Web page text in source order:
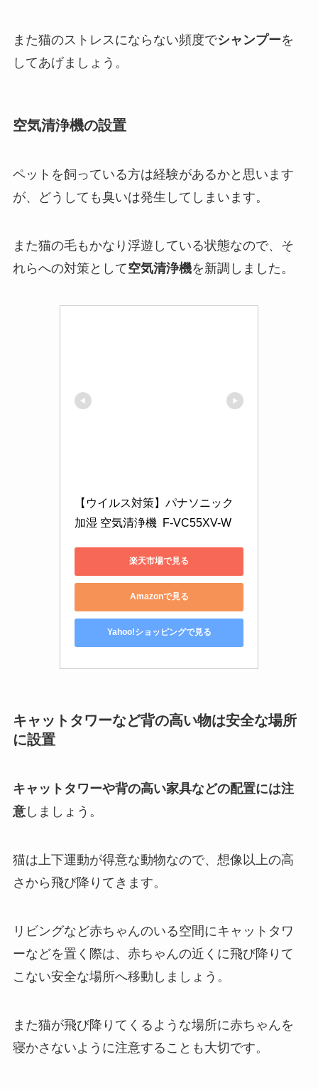
また猫のストレスにならない頻度でシャンプーを
してあげましょう。
空気清浄機の設置
ペットを飼っている方は経験があるかと思います
が、どうしても臭いは発生してしまいます。
また猫の毛もかなり浮遊している状態なので、そ
れらへの対策として空気清浄機を新調しました。
【ウイルス対策】パナソニック
加湿 空気清浄機  F-VC55XV-W
楽天市場で見る
Amazonで見る
Yahoo!ショッピングで見る
キャットタワーなど背の高い物は安全な場所
に設置
キャットタワーや背の高い家具などの配置には注
意しましょう。
猫は上下運動が得意な動物なので、想像以上の高
さから飛び降りてきます。
リビングなど赤ちゃんのいる空間にキャットタワ
ーなどを置く際は、赤ちゃんの近くに飛び降りて
こない安全な場所へ移動しましょう。
また猫が飛び降りてくるような場所に赤ちゃんを
寝かさないように注意することも大切です。